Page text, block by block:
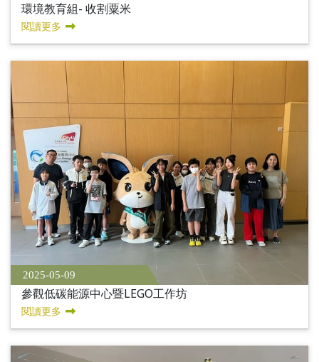
環境教育組- 收割粟米
閱讀更多
2025-05-09
參觀低碳能源中心暨LEGO工作坊
閱讀更多